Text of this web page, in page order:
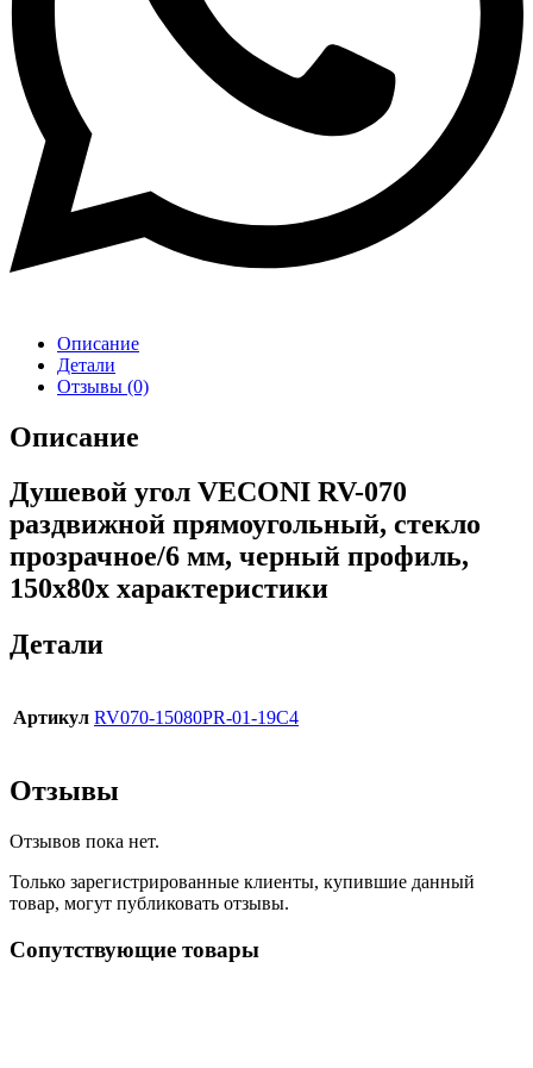
Описание
Детали
Отзывы (0)
Описание
Душевой угол VECONI RV-070
раздвижной прямоугольный, стекло
прозрачное/6 мм, черный профиль,
150x80x характеристики
Детали
Артикул RV070-15080PR-01-19C4
Отзывы
Отзывов пока нет.
Только зарегистрированные клиенты, купившие данный
товар, могут публиковать отзывы.
Сопутствующие товары